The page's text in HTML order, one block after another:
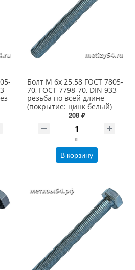
Болт М 6х 25.58 ГОСТ 7805-
70, ГОСТ 7798-70, DIN 933
резьба по всей длине
(покрытие: цинк белый)
208 ₽
кг
В корзину